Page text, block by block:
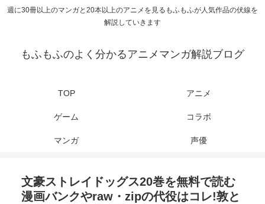
週に30冊以上のマンガと20本以上のアニメを見るもふもふが人気作品の伏線を
解説していきます
もふもふのよく分かるアニメマンガ解説ブログ
TOP アニメ
ゲーム コラボ
マンガ 声優
文豪ストレイドッグス20巻を無料で読む
漫画バンクやraw・zipの代役はコレ!敦と